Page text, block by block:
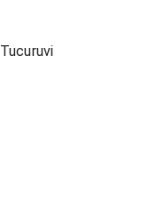
Tucuruvi